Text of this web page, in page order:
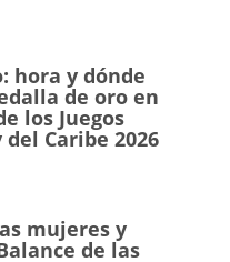
hora y dónde
de oro en
los Juegos
Caribe 2026
mujeres y
de las